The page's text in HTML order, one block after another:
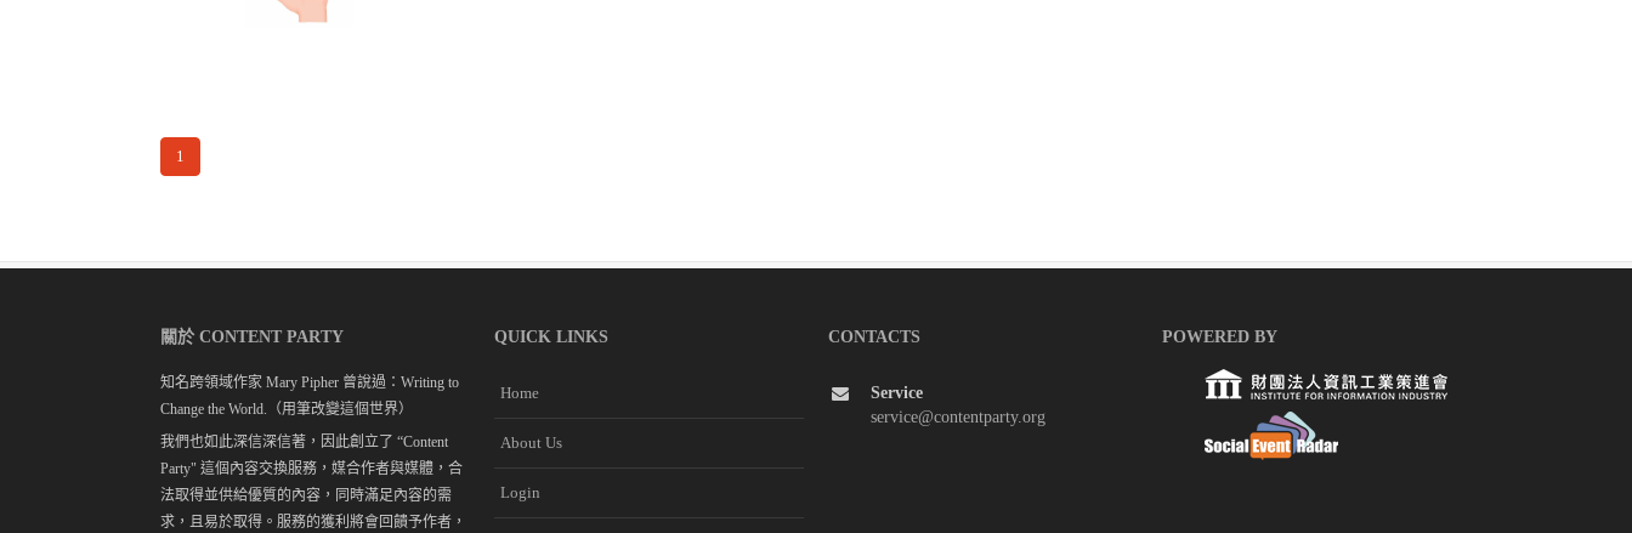
1
關於 CONTENT PARTY
知名跨領域作家 Mary Pipher 曾說過：Writing to
Change the World.（用筆改變這個世界）
我們也如此深信深信著，因此創立了 “Content
Party" 這個內容交換服務，媒合作者與媒體，合
法取得並供給優質的內容，同時滿足內容的需
求，且易於取得。服務的獲利將會回饋予作者，
QUICK LINKS
Home
About Us
Login
CONTACTS
Service
service@contentparty.org
POWERED BY